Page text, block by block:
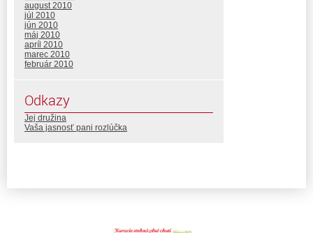
august 2010
júl 2010
jún 2010
máj 2010
apríl 2010
marec 2010
február 2010
Odkazy
Jej družina
Vaša jasnosť pani rozlúčka